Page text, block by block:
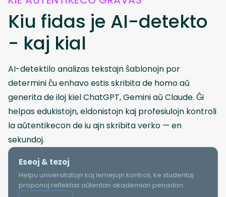
Kiu fidas je AI-detekto
- kaj kial
AI-detektilo analizas tekstajn ŝablonojn por
determini ĉu enhavo estis skribita de homo aŭ
generita de iloj kiel ChatGPT, Gemini aŭ Claude. Ĝi
helpas edukistojn, eldonistojn kaj profesiulojn kontroli
la aŭtentikecon de iu ajn skribita verko — en
sekundoj.
Eseoj & tezoj
Helpu universitatojn kaj lernejojn kontroli, ke studentaj
proponoj reflektas aŭtentan akademian penadon.